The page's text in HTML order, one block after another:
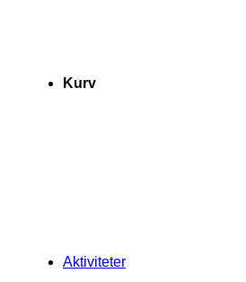
Kurv
Aktiviteter